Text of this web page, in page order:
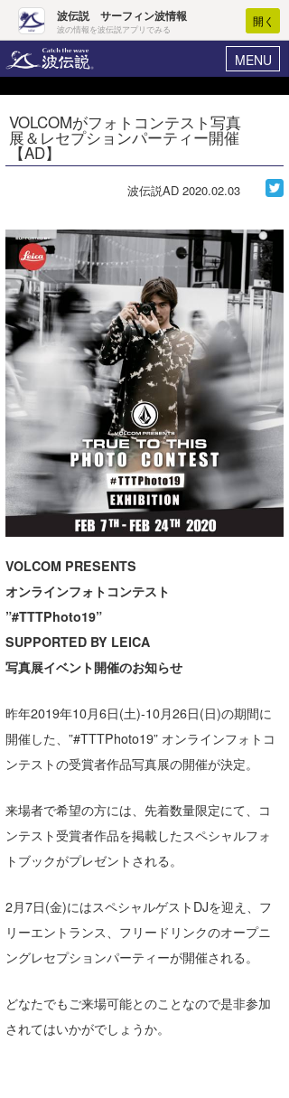
波伝説 サーフィン波情報
波の情報を波伝説アプリでみる
開く
MENU
ヘルプ マイホーム
ログイン
WAVE HUNTER波予想ツール
気象情報
ニュース
サーフィンエリアガイド
会員メニュー
今月のプレゼント
VOLCOMがフォトコンテスト写真
展＆レセプションパーティー開催
【AD】
波伝説AD 2020.02.03
VOLCOM PRESENTS
オンラインフォトコンテスト
”#TTTPhoto19”
SUPPORTED BY LEICA
写真展イベント開催のお知らせ
昨年2019年10月6日(土)-10月26日(日)の期間に
開催した、”#TTTPhoto19” オンラインフォトコ
ンテストの受賞者作品写真展の開催が決定。
来場者で希望の方には、先着数量限定にて、コ
ンテスト受賞者作品を掲載したスペシャルフォ
トブックがプレゼントされる。
2月7日(金)にはスペシャルゲストDJを迎え、フ
リーエントランス、フリードリンクのオープニ
ングレセプションパーティーが開催される。
どなたでもご来場可能とのことなので是非参加
されてはいかがでしょうか。
Core Surf Japan
コンテスト
ファッション/グッズ
アート＆エンタメ
コラム
トラベル
ショップ情報
ショップ情報
千葉北
伊豆
千葉南
大阪
四国
沖縄
ウラナミ
お知らせ
その他
ルール＆How to
サーファーズ
Core Surf Japan
Naoya Kimoto
mitsuteru Kamio
Yasunari Inoue
arukasvision
メディア
SURFMEDIA
Colors MAGAZINE
波伝説アンバサダー/プロライダー
福島寿実子
嵯峨明日香
波伝説スタッフ
+☆maki☆+